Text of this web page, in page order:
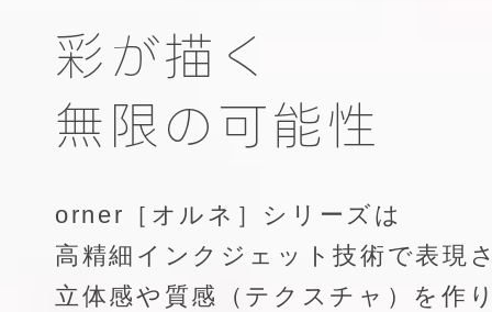
彩が描く
無限の可能性
orner［オルネ］シリーズは
高精細インクジェット技術で表現
立体感や質感（テクスチャ）を作